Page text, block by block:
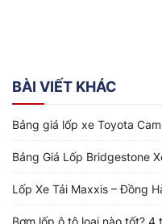
BÀI VIẾT KHÁC
Bảng giá lốp xe Toyota
Bảng Giá Lốp Bridgestone
Lốp Xe Tải Maxxis – Đồng